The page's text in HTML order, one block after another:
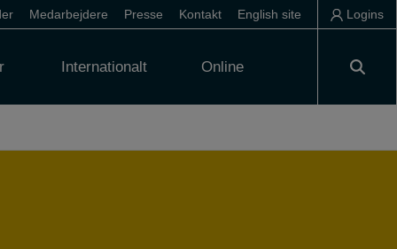
Medarbejdere Presse Kontakt English site Logins
Internationalt Online